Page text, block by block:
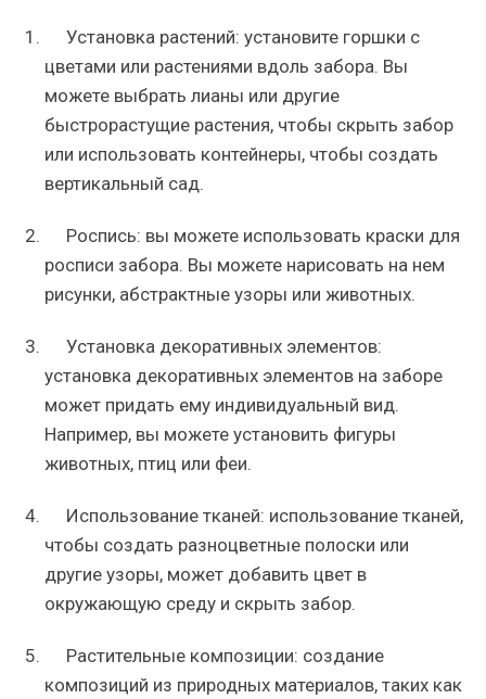
Установка растений: установите горшки с
цветами или растениями вдоль забора. Вы
можете выбрать лианы или другие
быстрорастущие растения, чтобы скрыть забор
или использовать контейнеры, чтобы создать
вертикальный сад.
Роспись: вы можете использовать краски для
росписи забора. Вы можете нарисовать на нем
рисунки, абстрактные узоры или животных.
Установка декоративных элементов:
установка декоративных элементов на заборе
может придать ему индивидуальный вид.
Например, вы можете установить фигуры
животных, птиц или феи.
Использование тканей: использование тканей,
чтобы создать разноцветные полоски или
другие узоры, может добавить цвет в
окружающую среду и скрыть забор.
Растительные композиции: создание
композиций из природных материалов, таких как